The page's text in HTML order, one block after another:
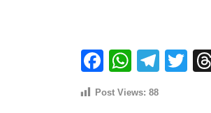
F
ac
W T
T
Post Views: 88